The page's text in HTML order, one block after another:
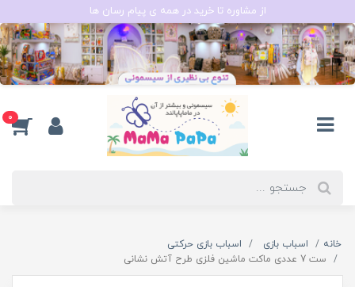
از مشاوره تا خرید در همه ی پیام رسان ها
0
خانه اسباب بازی
اسباب بازی حرکتی
ست 7 عددی ماکت ماشین فلزی طرح آتش نشانی